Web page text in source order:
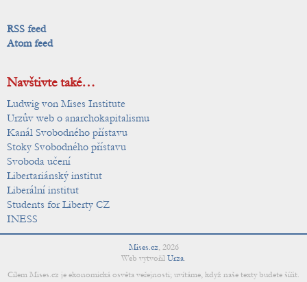
RSS feed
Atom feed
Navštivte také…
Ludwig von Mises Institute
Urzův web o anarchokapitalismu
Kanál Svobodného přístavu
Stoky Svobodného přístavu
Svoboda učení
Libertariánský institut
Liberální institut
Students for Liberty CZ
INESS
Mises.cz, 2026
Web vytvořil Urza.
Cílem Mises.cz je ekonomická osvěta veřejnosti; uvítáme, když naše texty budete šířit.